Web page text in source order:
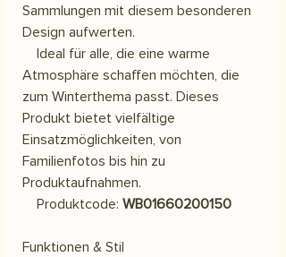
Sammlungen mit diesem besonderen
Design aufwerten.
Ideal für alle, die eine warme
Atmosphäre schaffen möchten, die
zum Winterthema passt. Dieses
Produkt bietet vielfältige
Einsatzmöglichkeiten, von
Familienfotos bis hin zu
Produktaufnahmen.
Produktcode: WB01660200150
Funktionen & Stil